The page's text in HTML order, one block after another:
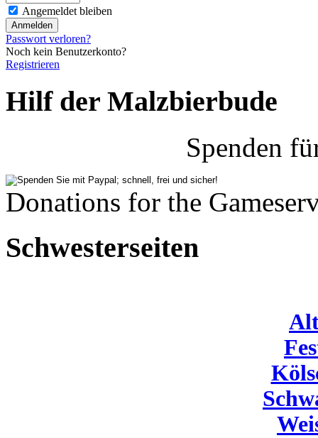
Angemeldet bleiben
Passwort verloren?
Noch kein Benutzerkonto?
Registrieren
Hilf der Malzbierbude
Spenden
Donations for the
Schwesterseiten